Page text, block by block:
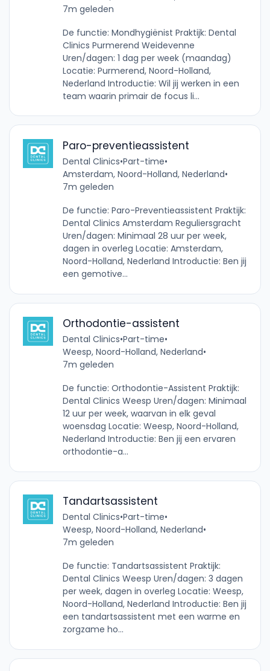
7m geleden
De functie: Mondhygiënist Praktijk: Dental
Clinics Purmerend Weidevenne
Uren/dagen: 1 dag per week (maandag)
Locatie: Purmerend, Noord-Holland,
Nederland Introductie: Wil jij werken in een
team waarin primair de focus li...
Paro-preventieassistent
Dental Clinics•Part-time•
Amsterdam, Noord-Holland, Nederland•
7m geleden
De functie: Paro-Preventieassistent Praktijk:
Dental Clinics Amsterdam Reguliersgracht
Uren/dagen: Minimaal 28 uur per week,
dagen in overleg Locatie: Amsterdam,
Noord-Holland, Nederland Introductie: Ben jij
een gemotive...
Orthodontie-assistent
Dental Clinics•Part-time•
Weesp, Noord-Holland, Nederland•
7m geleden
De functie: Orthodontie-Assistent Praktijk:
Dental Clinics Weesp Uren/dagen: Minimaal
12 uur per week, waarvan in elk geval
woensdag Locatie: Weesp, Noord-Holland,
Nederland Introductie: Ben jij een ervaren
orthodontie-a...
Tandartsassistent
Dental Clinics•Part-time•
Weesp, Noord-Holland, Nederland•
7m geleden
De functie: Tandartsassistent Praktijk:
Dental Clinics Weesp Uren/dagen: 3 dagen
per week, dagen in overleg Locatie: Weesp,
Noord-Holland, Nederland Introductie: Ben jij
een tandartsassistent met een warme en
zorgzame ho...